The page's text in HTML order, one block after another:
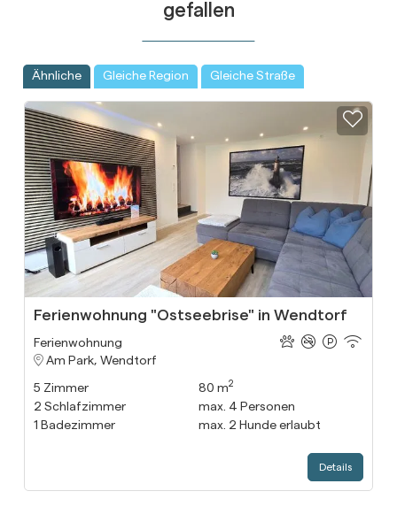
gefallen
Ähnliche Gleiche Region Gleiche Straße
Zur
Ferienwohnung "Ostseebrise" in Wendtorf
Ferienwohnung
Am Park, Wendtorf
5 Zimmer
2 Schlafzimmer
1 Badezimmer
80 m2
max. 4 Personen
max. 2 Hunde erlaubt
Details